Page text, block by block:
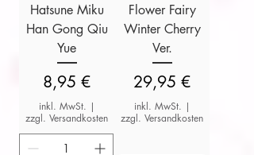
Hatsune Miku
Han Gong Qiu
Yue
Preis
8,95 €
inkl. MwSt. |
zzgl. Versandkosten
Flower Fairy
Winter Cherry
Ver.
Preis
29,95 €
inkl. MwSt. |
zzgl. Versandkosten